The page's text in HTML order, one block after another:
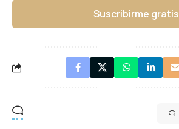
Suscribirme gratis